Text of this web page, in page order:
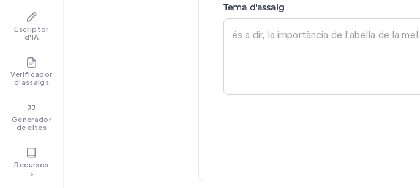
Escriptor
d'IA
Verificador
d'assaigs
Generador
de cites
Recursos
Tema d'assaig